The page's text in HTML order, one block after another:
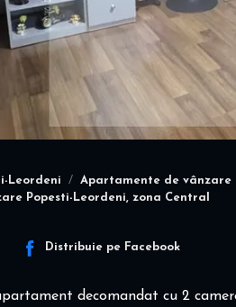
Leordeni
Apartamente de vânzare
Popesti-Leordeni, zona Central
Distribuie pe Facebook
decomandat cu 2